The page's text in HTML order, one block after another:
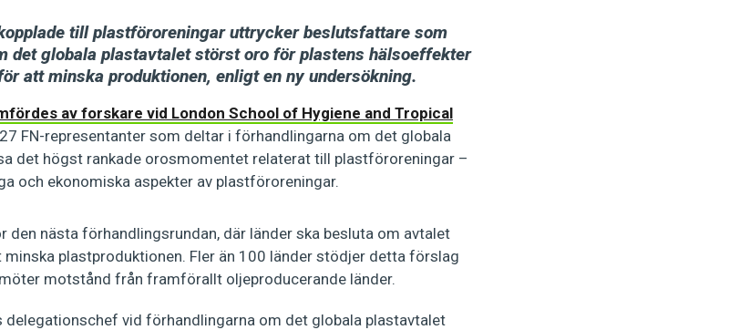
till plastföroreningar uttrycker beslutsfattare som
det globala plastavtalet störst oro för plastens hälsoeffekter
att minska produktionen, enligt en ny undersökning.
av forskare vid London School of Hygiene and Tropical
FN-representanter som deltar i förhandlingarna om det globala
det högst rankade orosmomentet relaterat till plastföroreningar –
och ekonomiska aspekter av plastföroreningar.
nästa förhandlingsrundan, där länder ska besluta om avtalet
plastproduktionen. Fler än 100 länder stödjer detta förslag
motstånd från framförallt oljeproducerande länder.
delegationschef vid förhandlingarna om det globala plastavtalet